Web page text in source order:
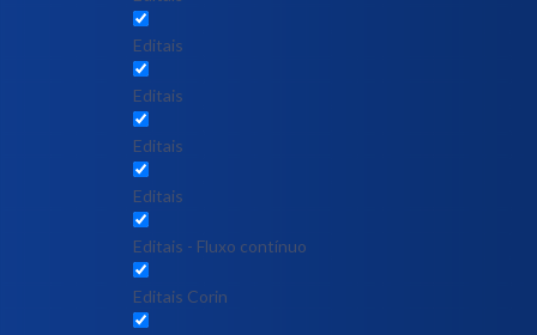
Editais
Editais
Editais
Editais
Editais - Fluxo contínuo
Editais Corin